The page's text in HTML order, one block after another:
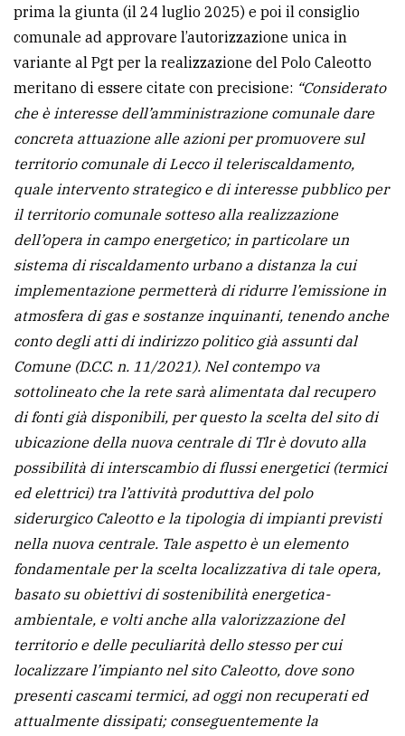
prima la giunta (il 24 luglio 2025) e poi il consiglio
comunale ad approvare l’autorizzazione unica in
variante al Pgt per la realizzazione del Polo Caleotto
meritano di essere citate con precisione: “Considerato
che è interesse dell’amministrazione comunale dare
concreta attuazione alle azioni per promuovere sul
territorio comunale di Lecco il teleriscaldamento,
quale intervento strategico e di interesse pubblico per
il territorio comunale sotteso alla realizzazione
dell’opera in campo energetico; in particolare un
sistema di riscaldamento urbano a distanza la cui
implementazione permetterà di ridurre l’emissione in
atmosfera di gas e sostanze inquinanti, tenendo anche
conto degli atti di indirizzo politico già assunti dal
Comune (D.C.C. n. 11/2021). Nel contempo va
sottolineato che la rete sarà alimentata dal recupero
di fonti già disponibili, per questo la scelta del sito di
ubicazione della nuova centrale di Tlr è dovuto alla
possibilità di interscambio di flussi energetici (termici
ed elettrici) tra l’attività produttiva del polo
siderurgico Caleotto e la tipologia di impianti previsti
nella nuova centrale. Tale aspetto è un elemento
fondamentale per la scelta localizzativa di tale opera,
basato su obiettivi di sostenibilità energetica-
ambientale, e volti anche alla valorizzazione del
territorio e delle peculiarità dello stesso per cui
localizzare l’impianto nel sito Caleotto, dove sono
presenti cascami termici, ad oggi non recuperati ed
attualmente dissipati; conseguentemente la